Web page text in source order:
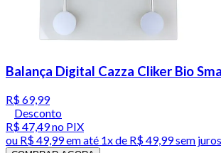
Balança Digital Cazza Cliker Bio
R$ 69,99
Desconto
R$ 47,49no PIX
ou R$ 49,99em até 1x de R$ 49,99sem juros